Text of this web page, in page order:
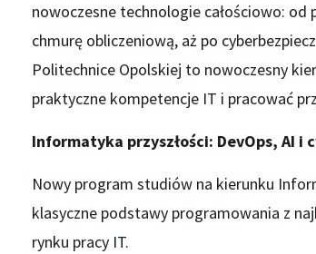
nowoczesne technologie całościowo:
chmurę obliczeniową, aż po
Politechnice Opolskiej to nowoczesny
praktyczne kompetencje IT i pracować
Informatyka przyszłości: DevOps, AI i
Nowy program studiów na kierunku
klasyczne podstawy programowania z
rynku pracy IT.